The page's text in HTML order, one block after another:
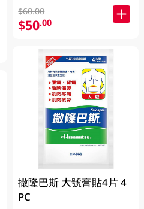
$60.00
$50.00
撒隆巴斯 大號膏貼4片 4
PC